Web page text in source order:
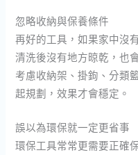
忽略收納與保養條件
再好的工具，如果家中沒
清洗後沒有地方晾乾，也
考慮收納架、掛鉤、分類
起規劃，效果才會穩定。
誤以為環保就一定更省事
環保工具常常更需要正確